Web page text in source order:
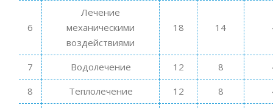
6
Лечение
механическими
воздействиями
18 14
7 Водолечение 12 8
8
Теплолечение 12 8